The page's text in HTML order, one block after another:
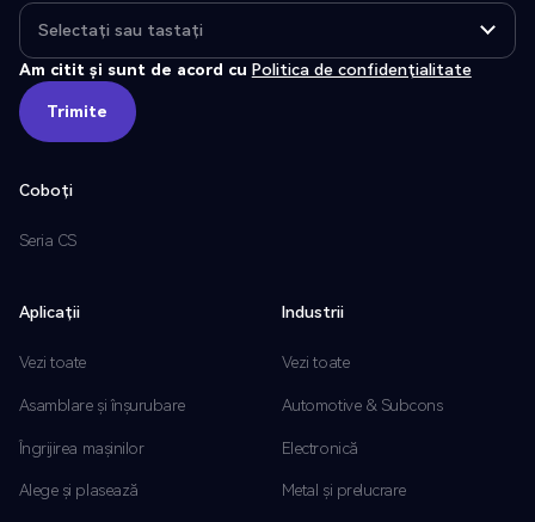
Am citit și sunt de acord cu Politica de confidențialitate
Trimite
Trimite
Coboți
Seria CS
Aplicații
Vezi toate
Asamblare și înșurubare
Îngrijirea mașinilor
Alege și plasează
Industrii
Vezi toate
Automotive & Subcons
Electronică
Metal și prelucrare